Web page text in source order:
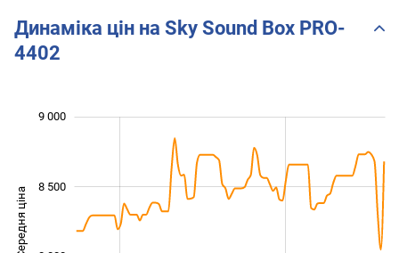
Динаміка цін на Sky Sound Box PRO-
4402
Середня ціна
9 000
8 500